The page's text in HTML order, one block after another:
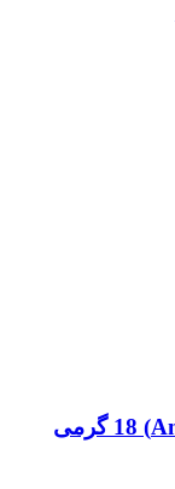
بسکت دقیق تیتانیومی سری مورچه (Ant) 18 گرمی